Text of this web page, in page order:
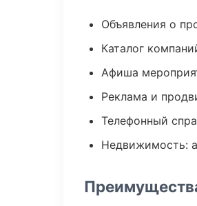
Объявления о
Каталог
Афиша
Реклама и
Телефонный
Недвижимость: